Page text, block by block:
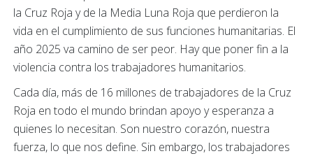
la Cruz Roja y de la Media Luna Roja que perdieron la
vida en el cumplimiento de sus funciones humanitarias. El
año 2025 va camino de ser peor. Hay que poner fin a la
violencia contra los trabajadores humanitarios.
Cada día, más de 16 millones de trabajadores de la Cruz
Roja en todo el mundo brindan apoyo y esperanza a
quienes lo necesitan. Son nuestro corazón, nuestra
fuerza, lo que nos define. Sin embargo, los trabajadores